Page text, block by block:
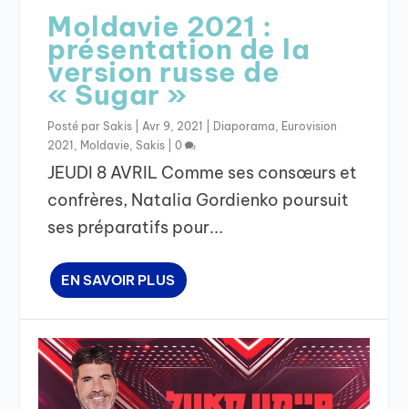
Moldavie 2021 :
présentation de la
version russe de
« Sugar »
Posté parSakis Avr 9, 2021 Diaporama Eurovision
2021 Moldavie ,Sakis |0
JEUDI 8 AVRIL Comme ses consœurs et
confrères, Natalia Gordienko poursuit
ses préparatifs pour...
EN SAVOIR PLUS